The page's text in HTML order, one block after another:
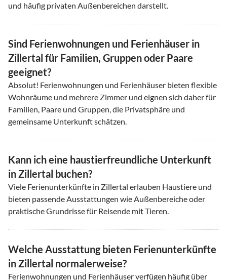
und häufig privaten Außenbereichen darstellt.
Sind Ferienwohnungen und Ferienhäuser in
Zillertal für Familien, Gruppen oder Paare
geeignet?
Absolut! Ferienwohnungen und Ferienhäuser bieten flexible
Wohnräume und mehrere Zimmer und eignen sich daher für
Familien, Paare und Gruppen, die Privatsphäre und
gemeinsame Unterkunft schätzen.
Kann ich eine haustierfreundliche Unterkunft
in Zillertal buchen?
Viele Ferienunterkünfte in Zillertal erlauben Haustiere und
bieten passende Ausstattungen wie Außenbereiche oder
praktische Grundrisse für Reisende mit Tieren.
Welche Ausstattung bieten Ferienunterkünfte
in Zillertal normalerweise?
Ferienwohnungen und Ferienhäuser verfügen häufig über